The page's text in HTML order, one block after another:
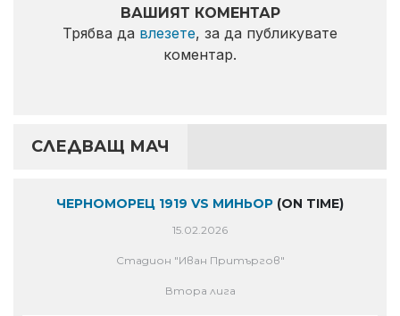
ВАШИЯТ КОМЕНТАР
Трябва да влезете, за да публикувате
коментар.
СЛЕДВАЩ МАЧ
ЧЕРНОМОРЕЦ 1919 VS МИНЬОР (ON TIME)
15.02.2026
Стадион "Иван Притъргов"
Втора лига